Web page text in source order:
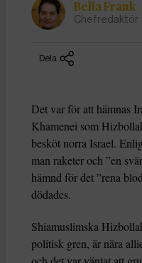
Bella Frank
Chefredaktör
Dela
Det var för att hämnas
Khamenei som
besköt norra Israel.
man raketer och ”en
hämnd för det ”rena
dödades.
Shiamuslimska
politisk gren, är nära